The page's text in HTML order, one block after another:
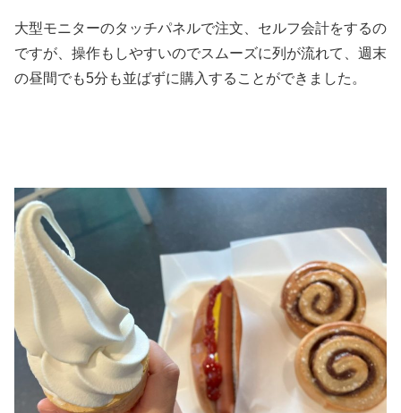
大型モニターのタッチパネルで注文、セルフ会計をするの
ですが、操作もしやすいのでスムーズに列が流れて、週末
の昼間でも5分も並ばずに購入することができました。